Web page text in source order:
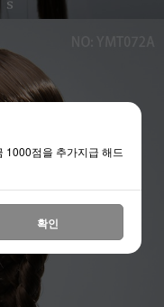
1000점을 추가지급 해드
확인